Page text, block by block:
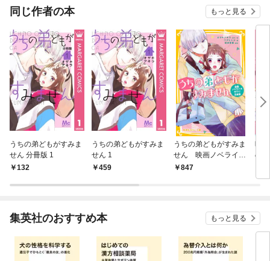
同じ作者の本 もっと見る
うちの弟どもがすみま
せん 分冊版 1
132
うちの弟どもがすみま
せん 1
459
うちの弟どもがすみま
せん 映画ノベライ
ズ みらい文庫版
847
映
の
集英社のおすすめ本 もっと見る